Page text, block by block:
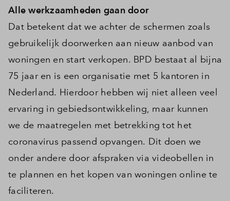
Inloggen
Alle werkzaamheden gaan door
Dat betekent dat we achter de schermen zoals
gebruikelijk doorwerken aan nieuw aanbod van
woningen en start verkopen. BPD bestaat al bijna
75 jaar en is een organisatie met 5 kantoren in
Nederland. Hierdoor hebben wij niet alleen veel
ervaring in gebiedsontwikkeling, maar kunnen
we de maatregelen met betrekking tot het
coronavirus passend opvangen. Dit doen we
onder andere door afspraken via videobellen in
te plannen en het kopen van woningen online te
faciliteren.